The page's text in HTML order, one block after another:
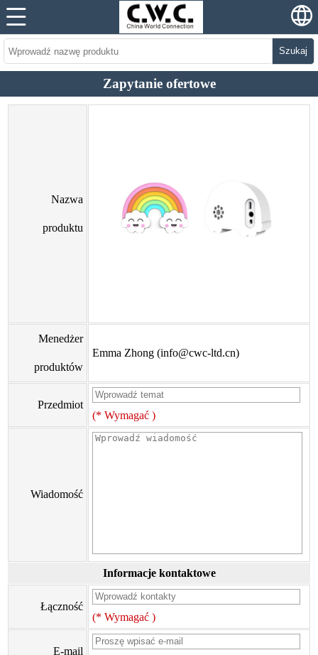
Szukaj
Zapytanie ofertowe
Nazwa
produktu
Menedżer
produktów
Emma Zhong (info@cwc-ltd.cn)
Przedmiot
(* Wymagać )
Wiadomość
Informacje kontaktowe
Łączność
(* Wymagać )
E-mail